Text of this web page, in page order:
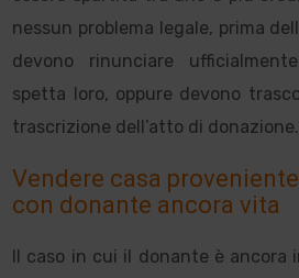
nessun problema legale, prima
devono rinunciare
spetta loro, oppure devono
trascrizione dell’atto di donazione.
Vendere casa
con donante ancora vita
Il caso in cui il donante è ancora